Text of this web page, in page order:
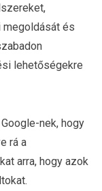
és
lehetőségekre
nek, hogy
rá a
arra, hogy azok